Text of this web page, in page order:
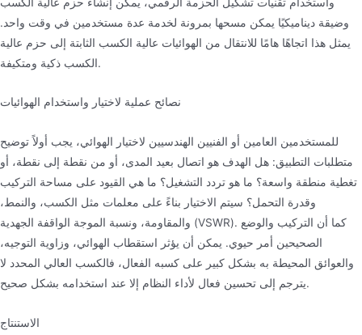
وضيقة ديناميكيًا يمكن مسحها بمرونة لخدمة عدة مستخدمين في وقت واحد.
يمثل هذا اتجاهًا هامًا للانتقال من الهوائيات عالية الكسب الثابتة إلى حزم عالية
الكسب ذكية ومتكيفة.
نصائح عملية لاختيار واستخدام الهوائيات
للمستخدمين العامين أو الفنيين الهندسيين لاختيار الهوائي، يجب أولاً توضيح
متطلبات التطبيق: هل الهدف هو اتصال بعيد المدى، أو من نقطة إلى نقطة، أو
تغطية منطقة واسعة؟ ما هو تردد التشغيل؟ ما هي القيود على مساحة التركيب
وقدرة التحمل؟ سيتم الاختيار بناءً على معلمات مثل الكسب، والنمط،
والمقاومة، ونسبة الموجة الواقفة الجهدية (VSWR). كما أن التركيب والوضع
الصحيحين أمر حيوي. يمكن أن يؤثر استقطاب الهوائي، وزاوية التوجيه،
والعوائق المحيطة به بشكل كبير على كسبه الفعال، فالكسب العالي المحدد لا
يترجم إلى تحسين فعال لأداء النظام إلا عند استخدامه بشكل صحيح.
الاستنتاج